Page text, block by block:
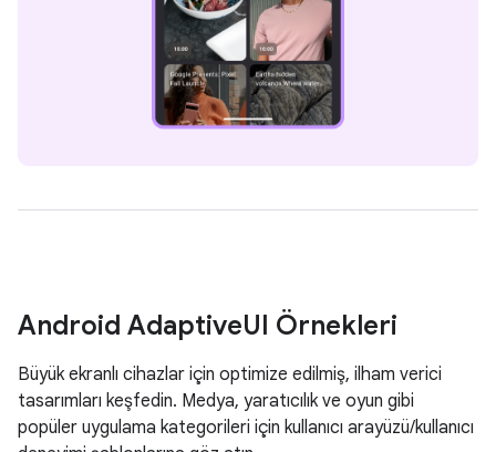
Android AdaptiveUI Örnekleri
Büyük ekranlı cihazlar için optimize edilmiş, ilham verici
tasarımları keşfedin. Medya, yaratıcılık ve oyun gibi
popüler uygulama kategorileri için kullanıcı arayüzü/kullanıcı